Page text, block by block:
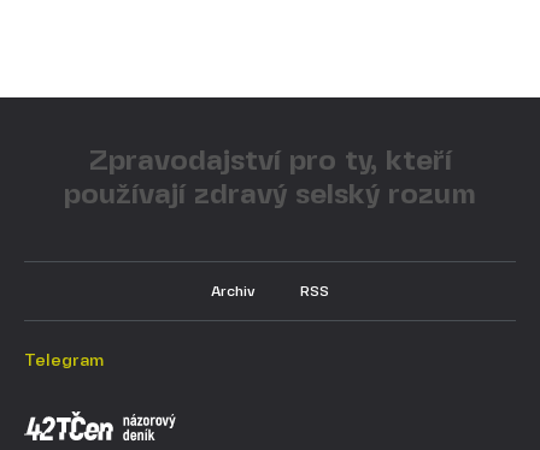
Zpravodajství pro ty, kteří
používají zdravý selský rozum
Archiv RSS
Telegram